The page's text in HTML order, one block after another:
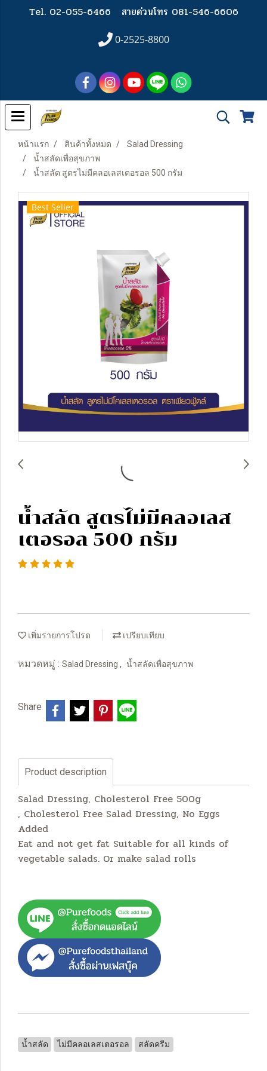
Tel. 02-055-6466 สายด่วนโทร 081-546-6606
0-2525-8800
หน้าแรก สินค้าทั้งหมด
Salad Dressing
น้ำสลัดเพื่อสุขภาพ
น้ำสลัด สูตรไม่มีคลอเลสเตอรอล 500 กรัม
Best Seller
น้ำสลัด สูตรไม่มีคลอเลส
เตอรอล 500 กรัม
เพิ่มรายการโปรด เปรียบเทียบ
หมวดหมู่ : Salad Dressing , น้ำสลัดเพื่อสุขภาพ
Share
Product description
Salad Dressing, Cholesterol Free 500g
, Cholesterol Free Salad Dressing, No Eggs
Added
Eat and not get fat Suitable for all kinds of
vegetable salads. Or make salad rolls
น้ำสลัด ไม่มีคลอเลสเตอรอล สลัดครีม